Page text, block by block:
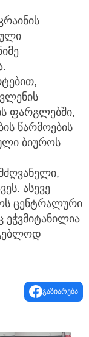
ფარგლებში,
წარმოების
ბიუროს
ასევე
ცენტრალური
გაზიარება